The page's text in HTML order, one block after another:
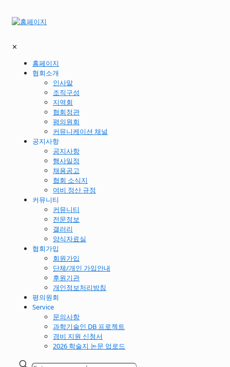
✕
홈페이지
협회소개
인사말
조직구성
지역회
협회정관
평의원회
커뮤니케이션 채널
공지사항
공지사항
행사일정
채용공고
협회 소식지
여비 정산 규정
커뮤니티
커뮤니티
전문정보
갤러리
양식자료실
협회가입
회원가입
단체/개인 가입안내
후원기관
개인정보처리방침
평의원회
Service
문의사항
과학기술인 DB 프로젝트
경비 지원 신청서
2026 학술지 논문 업로드